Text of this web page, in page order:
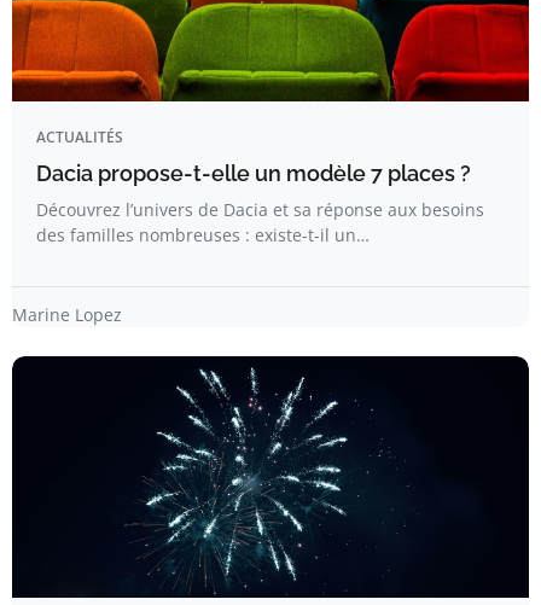
ACTUALITÉS
Dacia propose-t-elle un modèle 7 places ?
Découvrez l’univers de Dacia et sa réponse aux besoins
des familles nombreuses : existe-t-il un…
Marine Lopez